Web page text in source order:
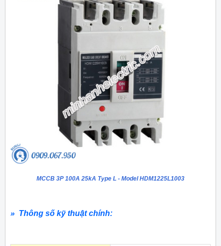
MCCB 3P 100A 25kA Type L - Model HDM1225L1003
» Thông số kỹ thuật chính: